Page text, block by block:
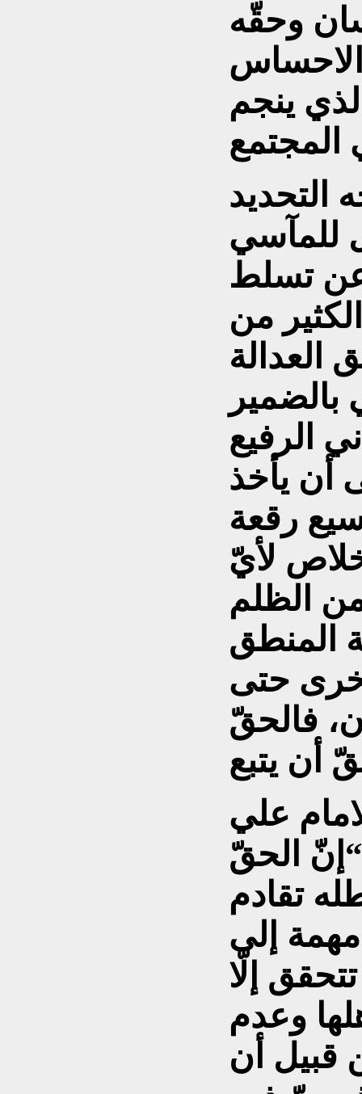
وحقّه
ينجم
التحديد
للمآسي
عن تسلط
من
العدالة
الرفيع
أن يأخذ
رقعة
خلاص لأيّ
الظلم
المنطق
حتى
فالحقّ
علي
الحقّ
تقادم
إلى
إلّا
وعدم
قبيل أن